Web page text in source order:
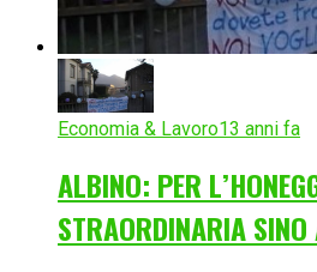
Economia & Lavoro13 anni fa
ALBINO: PER
STRAORDINARIA